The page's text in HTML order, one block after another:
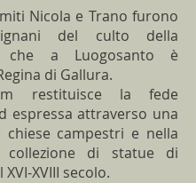
Nicola e Trano furono
del culto della
che a Luogosanto è
di Gallura.
restituisce la fede
espressa attraverso una
chiese campestri e nella
collezione di statue di
XVIII secolo.